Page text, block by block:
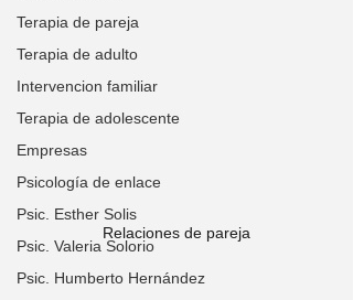
Terapia de pareja
Terapia de adulto
Intervencion familiar
Terapia de adolescente
Empresas
Psicología de enlace
Psic. Esther Solis
Psic. Valeria Solorio
Psic. Humberto Hernández
Relaciones de pareja